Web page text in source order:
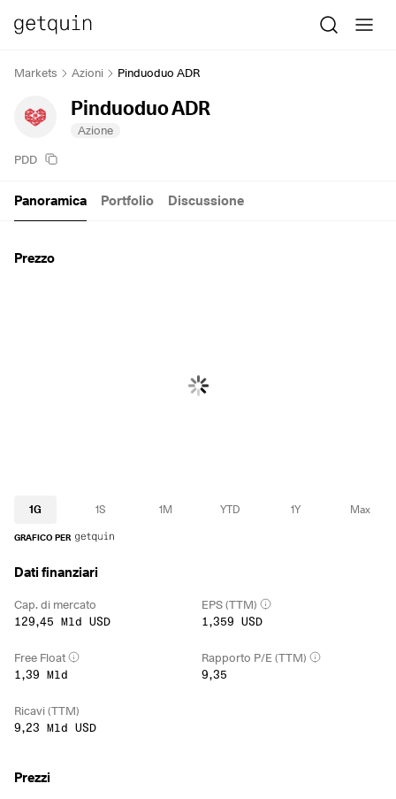
Markets Azioni Pinduoduo ADR
Pinduoduo ADR
Azione
PDD
Panoramica Portfolio Discussione
Prezzo
1G 1S 1M YTD 1Y Max
GRAFICO PER
Dati finanziari
Cap. di mercato
129,45 Mld USD
EPS (TTM)
1,359 USD
Free Float
1,39 Mld
Rapporto P/E (TTM)
9,35
Ricavi (TTM)
9,23 Mld USD
Prezzi